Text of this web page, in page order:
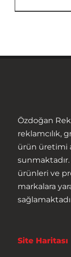
Özdoğan
reklamcılık,
ürün üretimi
ürünleri ve
markalara
Site Haritası